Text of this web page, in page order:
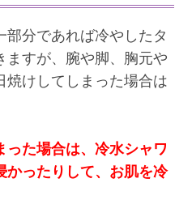
部分であれば冷やしたタ
ますが、腕や脚、胸元や
焼けしてしまった場合は
った場合は、冷水シャワ
かったりして、お肌を冷